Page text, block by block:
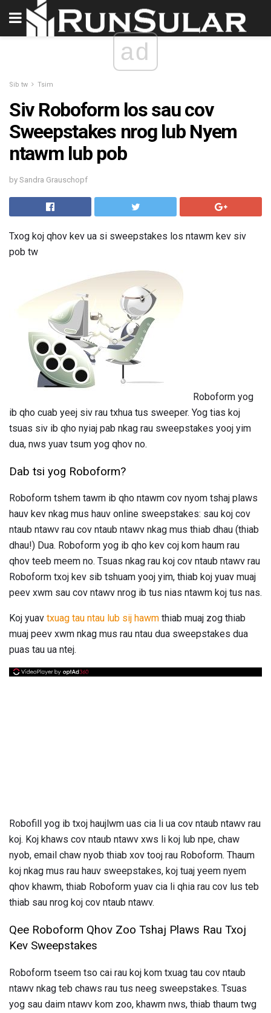
ad
Sib tw Tsim
Siv Roboform los sau cov
Sweepstakes nrog lub Nyem
ntawm lub pob
by Sandra Grauschopf
Txog koj qhov kev ua si sweepstakes los ntawm kev siv
pob tw
Roboform yog
ib qho cuab yeej siv rau txhua tus sweeper. Yog tias koj
tsuas siv ib qho nyiaj pab nkag rau sweepstakes yooj yim
dua, nws yuav tsum yog qhov no.
Dab tsi yog Roboform?
Roboform tshem tawm ib qho ntawm cov nyom tshaj plaws
hauv kev nkag mus hauv online sweepstakes: sau koj cov
ntaub ntawv rau cov ntaub ntawv nkag mus thiab dhau (thiab
dhau!) Dua. Roboform yog ib qho kev coj kom haum rau
qhov teeb meem no. Tsuas nkag rau koj cov ntaub ntawv rau
Roboform txoj kev sib tshuam yooj yim, thiab koj yuav muaj
peev xwm sau cov ntawv nrog ib tus nias ntawm koj tus nas.
Koj yuav txuag tau ntau lub sij hawm thiab muaj zog thiab
muaj peev xwm nkag mus rau ntau dua sweepstakes dua
puas tau ua ntej.
Robofill yog ib txoj haujlwm uas cia li ua cov ntaub ntawv rau
koj. Koj khaws cov ntaub ntawv xws li koj lub npe, chaw
nyob, email chaw nyob thiab xov tooj rau Roboform. Thaum
koj nkag mus rau hauv sweepstakes, koj tuaj yeem nyem
qhov khawm, thiab Roboform yuav cia li qhia rau cov lus teb
thiab sau nrog koj cov ntaub ntawv.
Qee Roboform Qhov Zoo Tshaj Plaws Rau Txoj
Kev Sweepstakes
Roboform tseem tso cai rau koj kom txuag tau cov ntaub
ntawv nkag teb chaws rau tus neeg sweepstakes. Tsuas
yog sau daim ntawv kom zoo, khawm nws, thiab thaum twg